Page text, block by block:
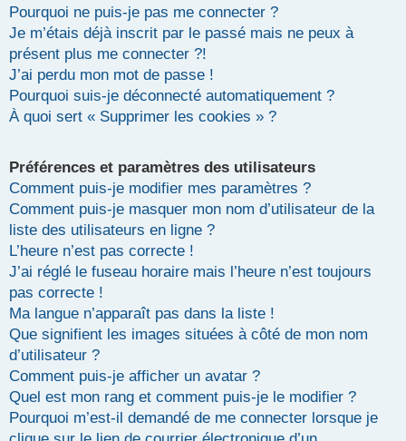
Pourquoi ne puis-je pas me connecter ?
Je m’étais déjà inscrit par le passé mais ne peux à
présent plus me connecter ?!
J’ai perdu mon mot de passe !
Pourquoi suis-je déconnecté automatiquement ?
À quoi sert « Supprimer les cookies » ?
Préférences et paramètres des utilisateurs
Comment puis-je modifier mes paramètres ?
Comment puis-je masquer mon nom d’utilisateur de la
liste des utilisateurs en ligne ?
L’heure n’est pas correcte !
J’ai réglé le fuseau horaire mais l’heure n’est toujours
pas correcte !
Ma langue n’apparaît pas dans la liste !
Que signifient les images situées à côté de mon nom
d’utilisateur ?
Comment puis-je afficher un avatar ?
Quel est mon rang et comment puis-je le modifier ?
Pourquoi m’est-il demandé de me connecter lorsque je